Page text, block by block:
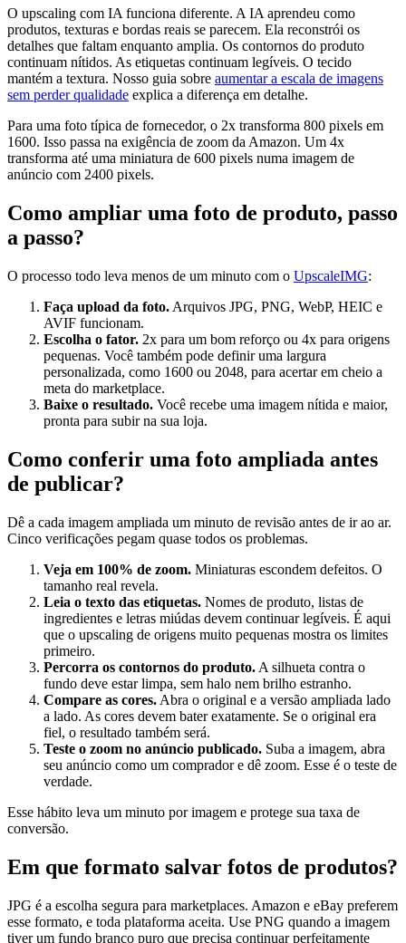
O upscaling com IA funciona diferente. A IA aprendeu como
produtos, texturas e bordas reais se parecem. Ela reconstrói os
detalhes que faltam enquanto amplia. Os contornos do produto
continuam nítidos. As etiquetas continuam legíveis. O tecido
mantém a textura. Nosso guia sobre aumentar a escala de imagens
sem perder qualidade explica a diferença em detalhe.
Para uma foto típica de fornecedor, o 2x transforma 800 pixels em
1600. Isso passa na exigência de zoom da Amazon. Um 4x
transforma até uma miniatura de 600 pixels numa imagem de
anúncio com 2400 pixels.
Como ampliar uma foto de produto, passo
a passo?
O processo todo leva menos de um minuto com o UpscaleIMG:
Faça upload da foto. Arquivos JPG, PNG, WebP, HEIC e
AVIF funcionam.
Escolha o fator. 2x para um bom reforço ou 4x para origens
pequenas. Você também pode definir uma largura
personalizada, como 1600 ou 2048, para acertar em cheio a
meta do marketplace.
Baixe o resultado. Você recebe uma imagem nítida e maior,
pronta para subir na sua loja.
Como conferir uma foto ampliada antes
de publicar?
Dê a cada imagem ampliada um minuto de revisão antes de ir ao ar.
Cinco verificações pegam quase todos os problemas.
Veja em 100% de zoom. Miniaturas escondem defeitos. O
tamanho real revela.
Leia o texto das etiquetas. Nomes de produto, listas de
ingredientes e letras miúdas devem continuar legíveis. É aqui
que o upscaling de origens muito pequenas mostra os limites
primeiro.
Percorra os contornos do produto. A silhueta contra o
fundo deve estar limpa, sem halo nem brilho estranho.
Compare as cores. Abra o original e a versão ampliada lado
a lado. As cores devem bater exatamente. Se o original era
fiel, o resultado também será.
Teste o zoom no anúncio publicado. Suba a imagem, abra
seu anúncio como um comprador e dê zoom. Esse é o teste de
verdade.
Esse hábito leva um minuto por imagem e protege sua taxa de
conversão.
Em que formato salvar fotos de produtos?
JPG é a escolha segura para marketplaces. Amazon e eBay preferem
esse formato, e toda plataforma aceita. Use PNG quando a imagem
tiver um fundo branco puro que precisa continuar perfeitamente